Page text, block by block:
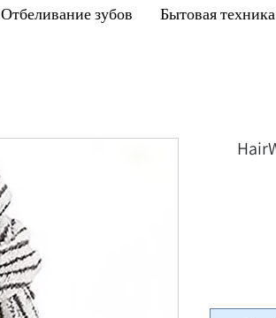
Бытовая техника
Отбеливание зубов